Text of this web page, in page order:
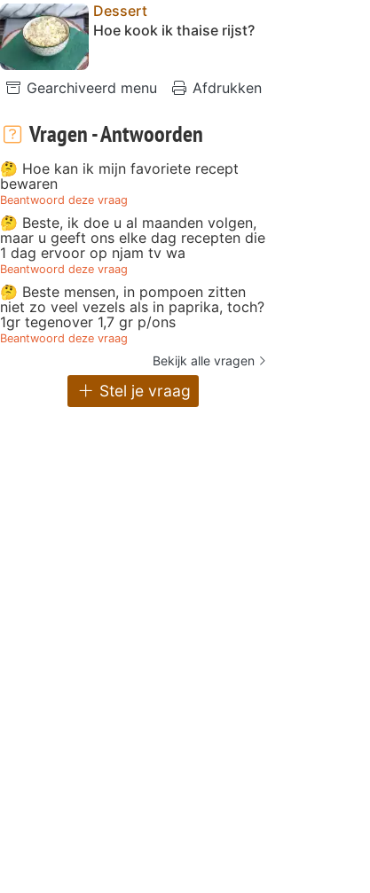
Dessert
Hoe kook ik thaise rijst?
Gearchiveerd menu Afdrukken
Vragen - Antwoorden
🤔 Hoe kan ik mijn favoriete recept
bewaren
Beantwoord deze vraag
🤔 Beste, ik doe u al maanden volgen,
maar u geeft ons elke dag recepten die
1 dag ervoor op njam tv wa
Beantwoord deze vraag
🤔 Beste mensen, in pompoen zitten
niet zo veel vezels als in paprika, toch?
1gr tegenover 1,7 gr p/ons
Beantwoord deze vraag
Bekijk alle vragen
Stel je vraag